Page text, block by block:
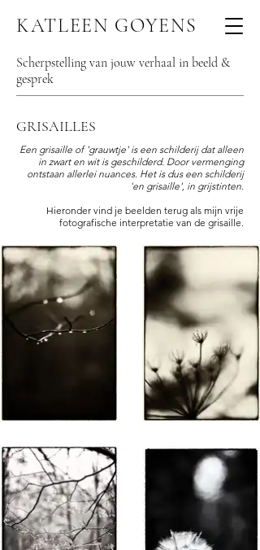
KATLEEN GOYENS
Scherpstelling van jouw verhaal in beeld &
gesprek
GRISAILLES
Een grisaille of 'grauwtje' is een schilderij dat alleen
in zwart en wit is geschilderd. Door vermenging
ontstaan allerlei nuances. Het is dus een schilderij
'en grisaille', in grijstinten.
Hieronder vind je beelden terug als mijn vrije
fotografische interpretatie van de grisaille.